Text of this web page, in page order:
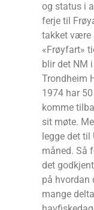
og status i
ferje til
takket være
«Frøyfart»
blir det NM
Trondheim
1974 har
komme
sit møte.
legge det
måned. Så
det
på hvordan
mange